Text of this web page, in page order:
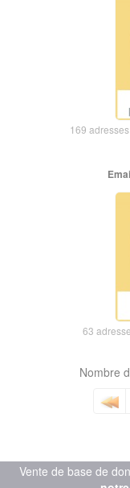
169
63
Nombre
Vente de base de